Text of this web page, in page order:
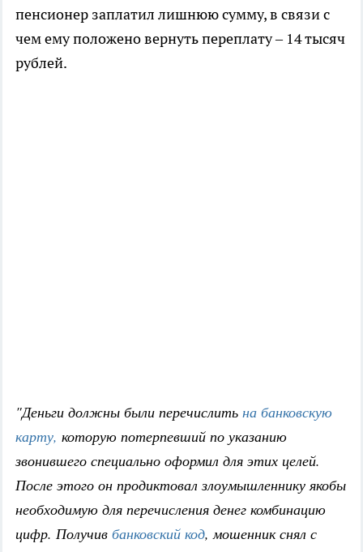
пенсионер заплатил лишнюю сумму, в связи с
чем ему положено вернуть переплату – 14 тысяч
рублей.
"Деньги должны были перечислить на банковскую
карту, которую потерпевший по указанию
звонившего специально оформил для этих целей.
После этого он продиктовал злоумышленнику якобы
необходимую для перечисления денег комбинацию
цифр. Получив банковский код, мошенник снял с